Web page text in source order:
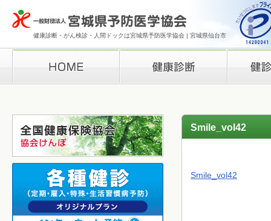
健康診断・がん検診・人間ドックは宮城県予防医学協会 | 宮城県仙台市
Smile_vol42
Smile_vol42